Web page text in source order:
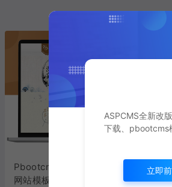
Pbootcms响应式茶具茶叶
网站模板
ASPCMS全新改
下载、pbootcms
立即